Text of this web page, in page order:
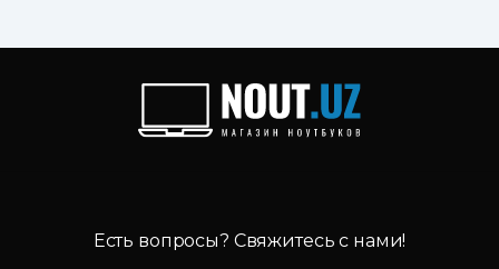
Есть вопросы? Свяжитесь с нами!